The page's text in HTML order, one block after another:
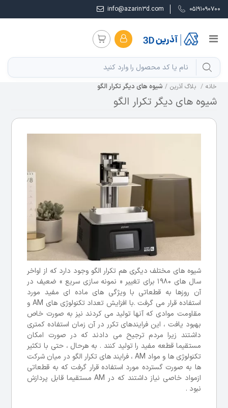
05191090700
info@azarin3d.com
خانه بلاگ آذرین شیوه های دیگر تکرار الگو
شیوه های دیگر تکرار الگو
شیوه های مختلف دیگری هم تکرار الگو وجود دارد که از اواخر
سال های 1980 برای تغییر « نمونه سازی سریع » ضعیف در
آن روزها به قطعاتی با ویژگی های ماده ای مفید مورد
استفاده قرار می گرفت .با افزایش تعداد تکنولوژی های AM و
مقاومت موادی که آنها تولید می کردند نیز به صورت خاص
بهبود یافت ، این فرایندهای تکرر در آن زمان استفاده کمتری
داشتند زیرا مردم ترجیح می دادند که در صورت امکان
مستقیما قطعه مفید را تولید کنند . به هرحال ، حتی با تکثیر
تکنولوژی ها و مواد AM ، فرایند های تکرار الگو در میان شرکت
ها به صورت گسترده مورد استفاده قرار گرفت که به قطعاتی
ازمواد خاصی نیاز داشتند که در AM مستقیما قابل پردازش
نبود .